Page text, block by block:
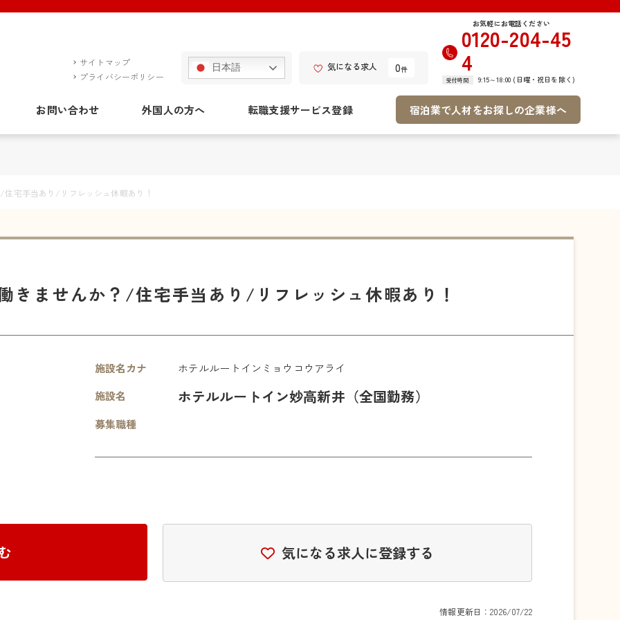
サイトマップ
プライバシーポリシー
日本語 気になる求人 0件
お気軽にお電話ください
0120-204-45
4
受付時間 9:15～18:00 (日曜・祝日を除く)
お問い合わせ 外国人の方へ 転職支援サービス登録 宿泊業で人材をお探しの企業様へ
宅手当あり/リフレッシュ休暇あり！
きませんか？/住宅手当あり/リフレッシュ休暇あり！
施設名カナ
ホテルルートインミョウコウアライ
施設名
ホテルルートイン妙高新井（全国勤務）
募集職種
気になる求人に登録する
情報更新日：2026/07/22